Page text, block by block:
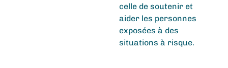
celle de soutenir et
aider les personnes
exposées à des
situations à risque.